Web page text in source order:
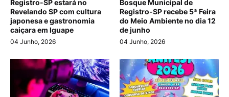
Registro-SP estará no
Revelando SP com cultura
japonesa e gastronomia
caiçara em Iguape
04 Junho, 2026
Bosque Municipal de
Registro-SP recebe 5ª Feira
do Meio Ambiente no dia 12
de junho
04 Junho, 2026